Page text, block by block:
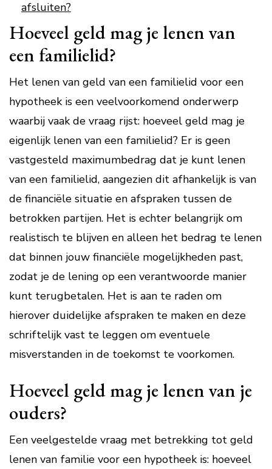
afsluiten?
Hoeveel geld mag je lenen van
een familielid?
Het lenen van geld van een familielid voor een
hypotheek is een veelvoorkomend onderwerp
waarbij vaak de vraag rijst: hoeveel geld mag je
eigenlijk lenen van een familielid? Er is geen
vastgesteld maximumbedrag dat je kunt lenen
van een familielid, aangezien dit afhankelijk is van
de financiële situatie en afspraken tussen de
betrokken partijen. Het is echter belangrijk om
realistisch te blijven en alleen het bedrag te lenen
dat binnen jouw financiële mogelijkheden past,
zodat je de lening op een verantwoorde manier
kunt terugbetalen. Het is aan te raden om
hierover duidelijke afspraken te maken en deze
schriftelijk vast te leggen om eventuele
misverstanden in de toekomst te voorkomen.
Hoeveel geld mag je lenen van je
ouders?
Een veelgestelde vraag met betrekking tot geld
lenen van familie voor een hypotheek is: hoeveel